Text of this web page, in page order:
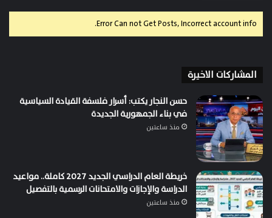
Error Can not Get Posts, Incorrect account info.
المشاركات الاخيرة
حسن النجار يكتب: أسرار فلسفة القيادة السياسية
في بناء الجمهورية الجديدة
منذ ساعتين
خريطة العام الدراسي الجديد 2027 كاملة.. مواعيد
الدراسة والإجازات والامتحانات الرسمية بالتفصيل
منذ ساعتين